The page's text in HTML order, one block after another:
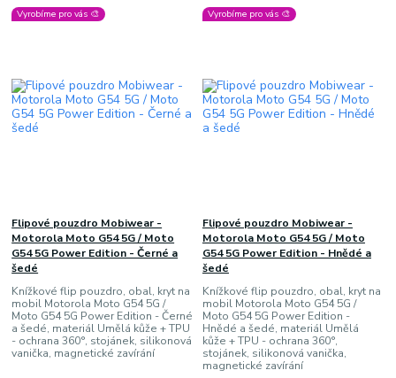
Vyrobíme pro vás 🎨
Flipové pouzdro Mobiwear -
Motorola Moto G54 5G / Moto
G54 5G Power Edition - Černé a
šedé
Knížkové flip pouzdro, obal, kryt na
mobil Motorola Moto G54 5G /
Moto G54 5G Power Edition - Černé
a šedé, materiál Umělá kůže + TPU
- ochrana 360°, stojánek, silikonová
vanička, magnetické zavírání
Vyrobíme pro vás 🎨
Flipové pouzdro Mobiwear -
Motorola Moto G54 5G / Moto
G54 5G Power Edition - Hnědé a
šedé
Knížkové flip pouzdro, obal, kryt na
mobil Motorola Moto G54 5G /
Moto G54 5G Power Edition -
Hnědé a šedé, materiál Umělá
kůže + TPU - ochrana 360°,
stojánek, silikonová vanička,
magnetické zavírání